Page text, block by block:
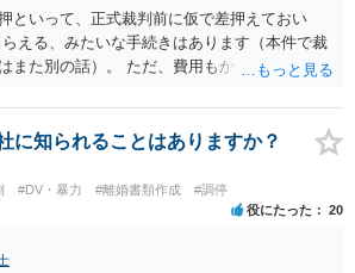
といって、正式裁判前に仮で差押えておい
える、みたいな手続きはあります（本件で裁
また別の話）。 ただ、費用もかかりますし、
行って詳しく話を聞いてみましょう。
に知られることはありますか？
#DV・暴力 #離婚書類作成 #調停
役にたった 20